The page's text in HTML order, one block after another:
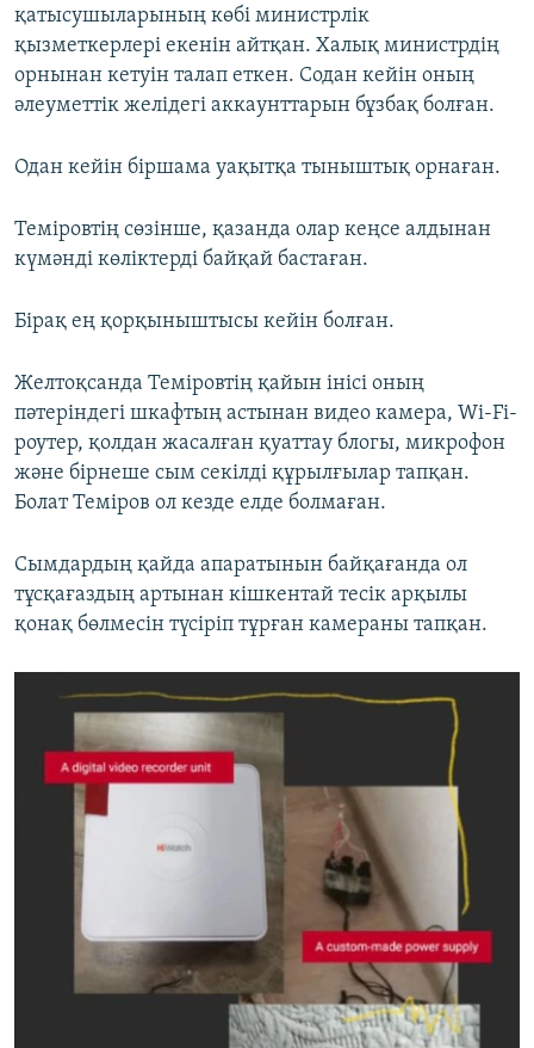
қатысушыларының көбі министрлік
қызметкерлері екенін айтқан. Халық министрдің
орнынан кетуін талап еткен. Содан кейін оның
әлеуметтік желідегі аккаунттарын бұзбақ болған.
Одан кейін біршама уақытқа тыныштық орнаған.
Теміровтің сөзінше, қазанда олар кеңсе алдынан
күмәнді көліктерді байқай бастаған.
Бірақ ең қорқыныштысы кейін болған.
Желтоқсанда Теміровтің қайын інісі оның
пәтеріндегі шкафтың астынан видео камера, Wi-Fi-
роутер, қолдан жасалған қуаттау блогы, микрофон
және бірнеше сым секілді құрылғылар тапқан.
Болат Теміров ол кезде елде болмаған.
Сымдардың қайда апаратынын байқағанда ол
тұсқағаздың артынан кішкентай тесік арқылы
қонақ бөлмесін түсіріп тұрған камераны тапқан.